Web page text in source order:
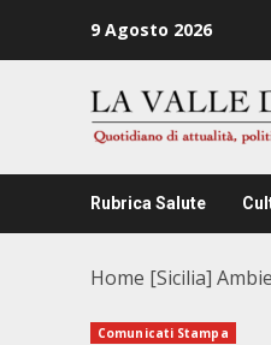
9 Agosto 2026
Rubrica Salute
Home [Sicilia]
Comunicati Stampa